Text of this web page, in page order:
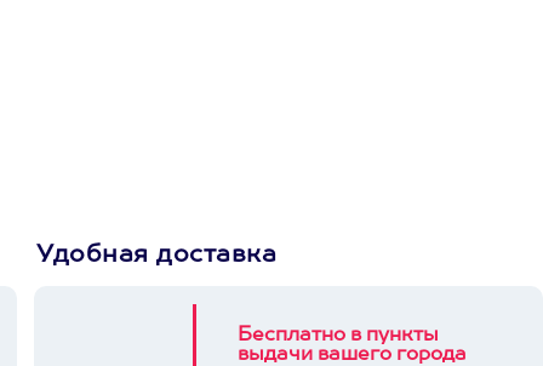
Удобная доставка
Бесплатно в пункты
выдачи вашего города